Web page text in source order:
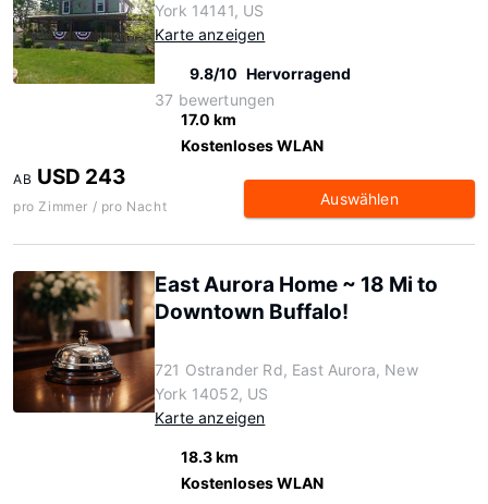
York 14141, US
Karte anzeigen
9.8/10 Hervorragend
37 bewertungen
17.0 km
Kostenloses WLAN
AB USD 243
pro Zimmer / pro Nacht Auswählen
East Aurora Home ~ 18 Mi to
Downtown Buffalo!
721 Ostrander Rd, East Aurora, New
York 14052, US
Karte anzeigen
18.3 km
Kostenloses WLAN